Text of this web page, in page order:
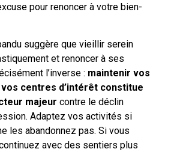
pour renoncer à votre bien-
suggère que vieillir serein
et renoncer à ses
l’inverse : maintenir vos
centres d’intérêt constitue
majeur contre le déclin
Adaptez vos activités si
les abandonnez pas. Si vous
avec des sentiers plus